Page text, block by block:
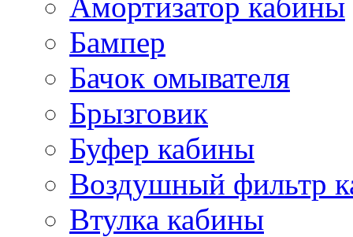
Бампер
Бачок омывателя
Брызговик
Буфер кабины
Воздушный фильтр
Втулка кабины